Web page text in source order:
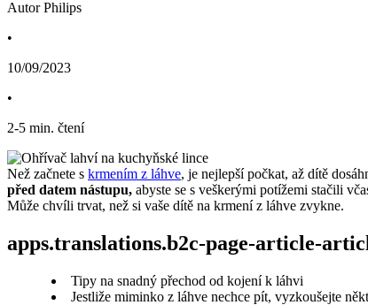
Autor Philips
•
10/09/2023
•
2-5 min. čtení
Než začnete s krmením z láhve, je nejlepší počkat, až dítě
před datem nástupu, abyste se s veškerými potížemi stačili
Může chvíli trvat, než si vaše dítě na krmení z láhve zvykne.
apps.translations.b2c-page-article-
Tipy na snadný přechod od kojení k láhvi
Jestliže miminko z láhve nechce pít, vyzkoušejte